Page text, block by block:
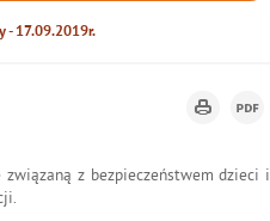
- 17.09.2019r.
związaną z bezpieczeństwem dzieci i